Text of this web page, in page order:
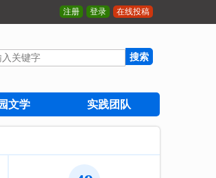
注册 登录 在线投稿
搜索
文学 实践团队